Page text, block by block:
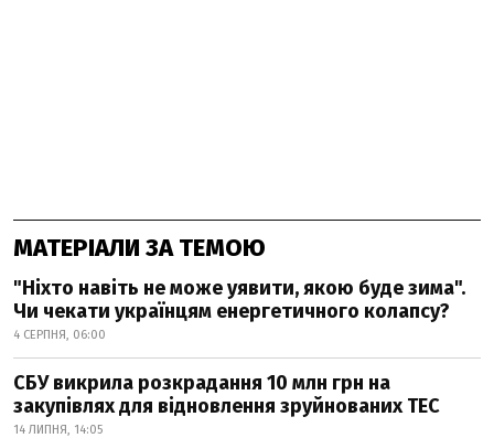
МАТЕРІАЛИ ЗА ТЕМОЮ
"Ніхто навіть не може уявити, якою буде зима".
Чи чекати українцям енергетичного колапсу?
4 СЕРПНЯ, 06:00
СБУ викрила розкрадання 10 млн грн на
закупівлях для відновлення зруйнованих ТЕС
14 ЛИПНЯ, 14:05